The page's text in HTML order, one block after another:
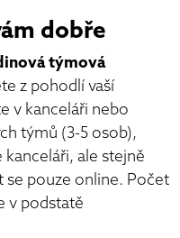
dobře
týmová
z pohodlí vaší
v kanceláři nebo
týmů (3-5 osob),
ale stejně
se pouze online. Počet
v podstatě